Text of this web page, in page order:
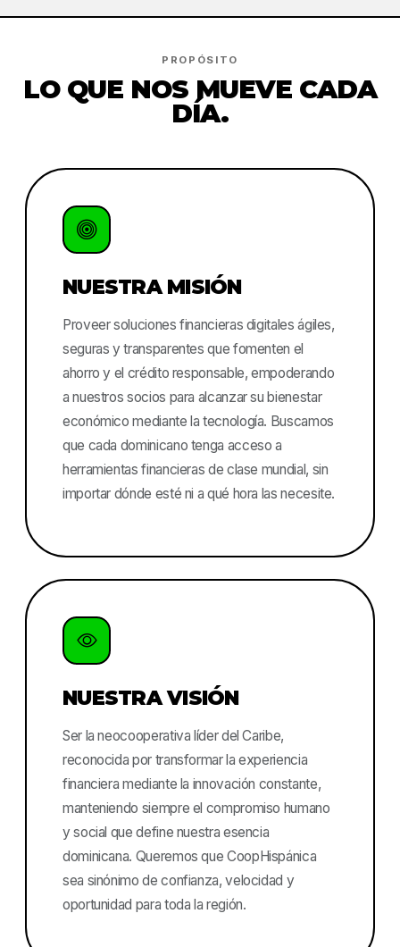
PROPÓSITO
LO QUE NOS MUEVE CADA
DÍA.
NUESTRA MISIÓN
Proveer soluciones financieras digitales ágiles,
seguras y transparentes que fomenten el
ahorro y el crédito responsable, empoderando
a nuestros socios para alcanzar su bienestar
económico mediante la tecnología. Buscamos
que cada dominicano tenga acceso a
herramientas financieras de clase mundial, sin
importar dónde esté ni a qué hora las necesite.
NUESTRA VISIÓN
Ser la neocooperativa líder del Caribe,
reconocida por transformar la experiencia
financiera mediante la innovación constante,
manteniendo siempre el compromiso humano
y social que define nuestra esencia
dominicana. Queremos que CoopHispánica
sea sinónimo de confianza, velocidad y
oportunidad para toda la región.